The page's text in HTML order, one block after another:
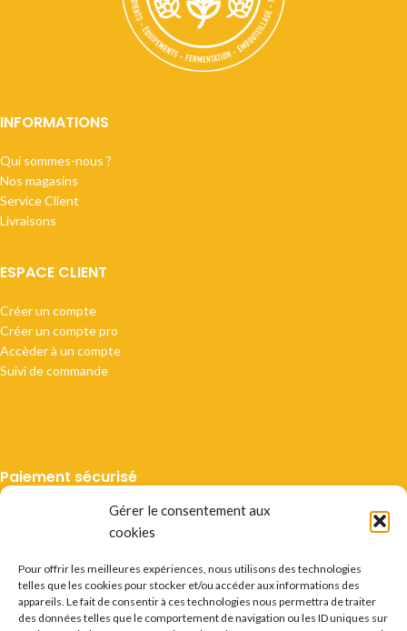
Gérer le consentement aux
cookies
Pour offrir les meilleures expériences, nous utilisons des technologies
telles que les cookies pour stocker et/ou accéder aux informations des
appareils. Le fait de consentir à ces technologies nous permettra de traiter
des données telles que le comportement de navigation ou les ID uniques sur
INFORMATIONS
Qui sommes-nous ?
Nos magasins
Service Client
Livraisons
ESPACE CLIENT
Créer un compte
Créer un compte pro
Accèder à un compte
Suivi de commande
Paiement sécurisé
Livraison suivie